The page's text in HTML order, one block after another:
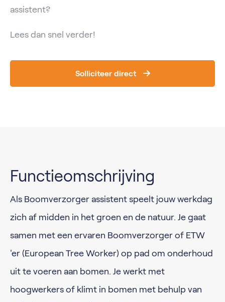
assistent?
Lees dan snel verder!
Solliciteer direct
Functieomschrijving
Als Boomverzorger assistent speelt jouw werkdag
zich af midden in het groen en de natuur. Je gaat
samen met een ervaren Boomverzorger of ETW
'er (European Tree Worker) op pad om onderhoud
uit te voeren aan bomen. Je werkt met
hoogwerkers of klimt in bomen met behulp van